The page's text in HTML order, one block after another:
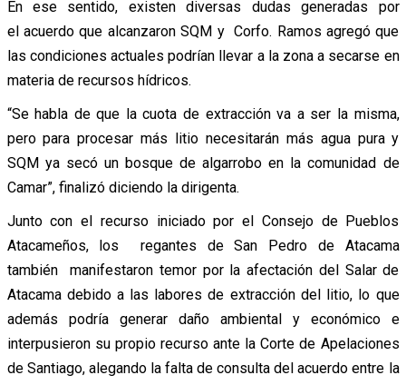
En ese sentido, existen diversas dudas generadas por
el acuerdo que alcanzaron SQM y Corfo. Ramos agregó que
las condiciones actuales podrían llevar a la zona a secarse en
materia de recursos hídricos.
“Se habla de que la cuota de extracción va a ser la misma,
pero para procesar más litio necesitarán más agua pura y
SQM ya secó un bosque de algarrobo en la comunidad de
Camar”, finalizó diciendo la dirigenta.
Junto con el recurso iniciado por el Consejo de Pueblos
Atacameños, los regantes de San Pedro de Atacama
también manifestaron temor por la afectación del Salar de
Atacama debido a las labores de extracción del litio, lo que
además podría generar daño ambiental y económico e
interpusieron su propio recurso ante la Corte de Apelaciones
de Santiago, alegando la falta de consulta del acuerdo entre la